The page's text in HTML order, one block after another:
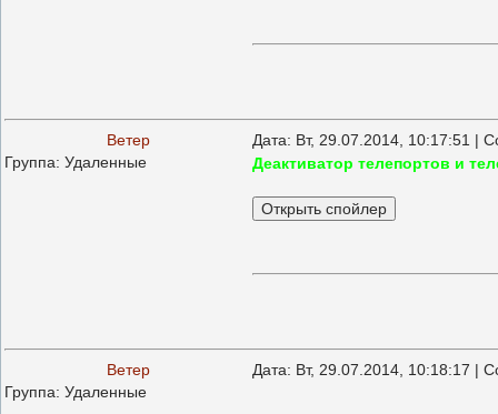
Ветер
Дата: Вт, 29.07.2014, 10:17:51 |
Группа: Удаленные
Деактиватор телепортов и
Ветер
Дата: Вт, 29.07.2014, 10:18:17 |
Группа: Удаленные